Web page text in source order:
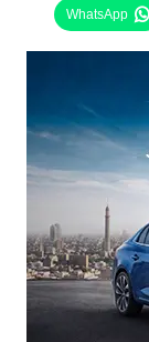
WhatsApp